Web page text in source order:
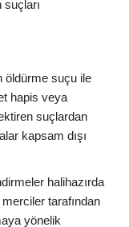
öldürme suçu ile
hapis veya
suçlardan
kapsam dışı
halihazırda
tarafından
yönelik